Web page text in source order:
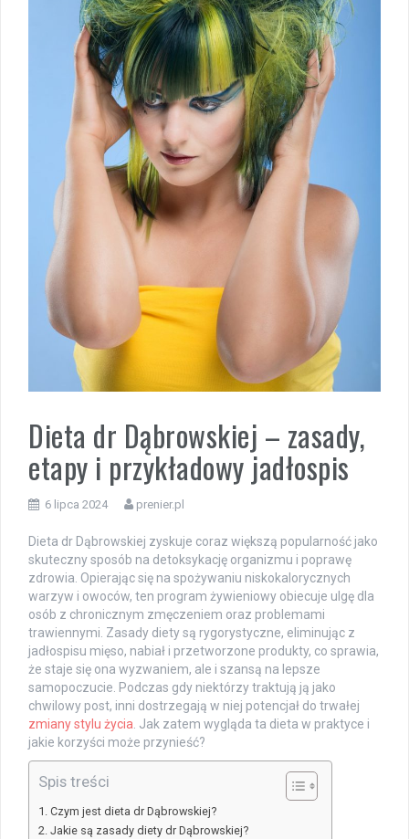
Dieta dr Dąbrowskiej – zasady,
etapy i przykładowy jadłospis
6 lipca 2024 prenier.pl
Dieta dr Dąbrowskiej zyskuje coraz większą popularność jako
skuteczny sposób na detoksykację organizmu i poprawę
zdrowia. Opierając się na spożywaniu niskokalorycznych
warzyw i owoców, ten program żywieniowy obiecuje ulgę dla
osób z chronicznym zmęczeniem oraz problemami
trawiennymi. Zasady diety są rygorystyczne, eliminując z
jadłospisu mięso, nabiał i przetworzone produkty, co sprawia,
że staje się ona wyzwaniem, ale i szansą na lepsze
samopoczucie. Podczas gdy niektórzy traktują ją jako
chwilowy post, inni dostrzegają w niej potencjał do trwałej
zmiany stylu życia. Jak zatem wygląda ta dieta w praktyce i
jakie korzyści może przynieść?
Spis treści
Czym jest dieta dr Dąbrowskiej?
Jakie są zasady diety dr Dąbrowskiej?